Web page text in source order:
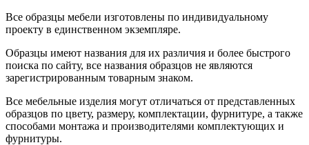
Все образцы мебели изготовлены по индивидуальному
проекту в единственном экземпляре.
Образцы имеют названия для их различия и более быстрого
поиска по сайту, все названия образцов не являются
зарегистрированным товарным знаком.
Все мебельные изделия могут отличаться от представленных
образцов по цвету, размеру, комплектации, фурнитуре, а также
способами монтажа и производителями комплектующих и
фурнитуры.